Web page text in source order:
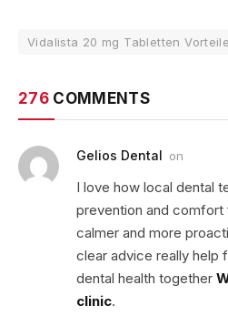
Vidalista 20 mg Tabletten Vorteile
276 COMMENTS
Gelios Dental on
I love how local dental
prevention and comfort
calmer and more
clear advice really help
dental health together
clinic.